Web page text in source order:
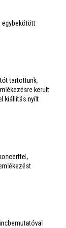
egybekötött
tartottunk,
került
kiállítás nyílt